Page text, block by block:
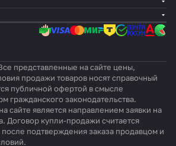
Dom
estic
ics
Elect
ric
представленные на сайте цены,
продажи товаров носят справочный
публичной офертой в смысле
гражданского законодательства.
сайте является направлением заявки на
Договор купли-продажи считается
подтверждения заказа продавцом и